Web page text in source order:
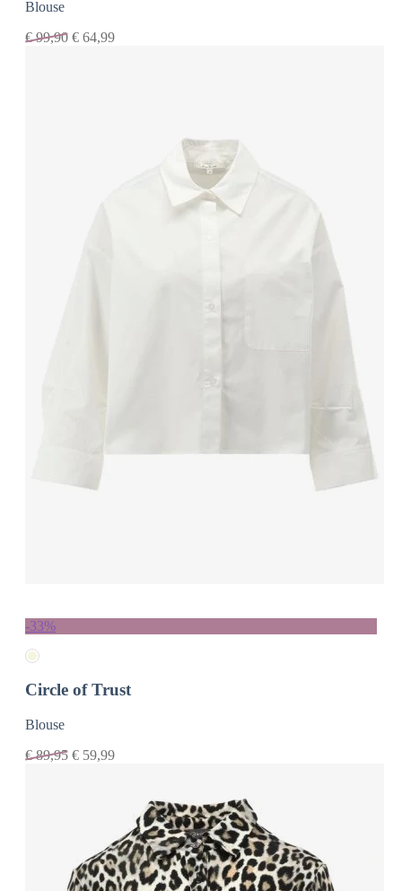
Blouse
€99,90 € 64,99
-33%
Circle of Trust
Blouse
€89,95 € 59,99